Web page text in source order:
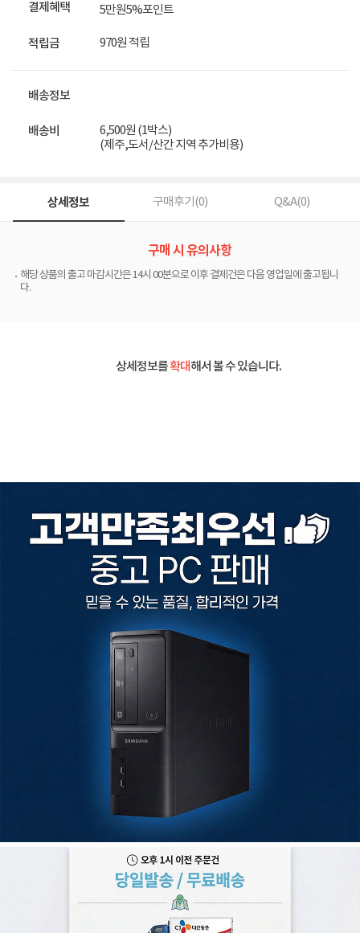
결제혜택 5만원5%포인트
적립금 970원 적립
배송정보
배송비
6,500원 (1박스)
(제주,도서/산간 지역 추가비용)
상세정보 구매후기(0) Q&A(0)
구매 시 유의사항
해당 상품의 출고 마감시간은 14시 00분으로 이후 결제건은 다음 영업일에 출고됩니
다.
상세정보를확대해서 볼 수 있습니다.